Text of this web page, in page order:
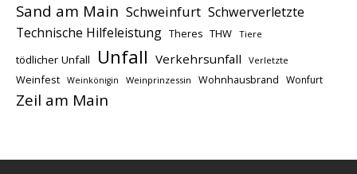
Sand am Main Schweinfurt Schwerverletzte
Technische Hilfeleistung Theres THW Tiere
tödlicher Unfall Unfall Verkehrsunfall Verletzte
Weinfest Weinkönigin Weinprinzessin Wohnhausbrand Wonfurt
Zeil am Main